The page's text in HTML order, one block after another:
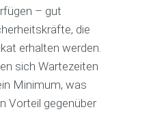
– gut
die
erhalten werden.
sich Wartezeiten
Minimum, was
Vorteil gegenüber